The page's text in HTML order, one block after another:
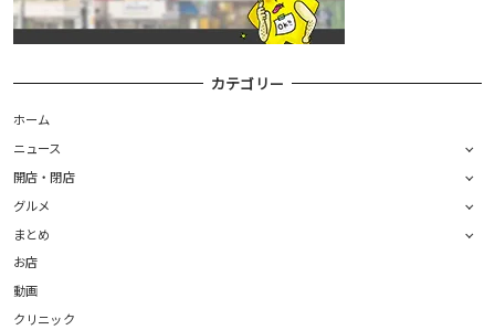
カテゴリー
ホーム
ニュース
開店・閉店
グルメ
まとめ
お店
動画
クリニック